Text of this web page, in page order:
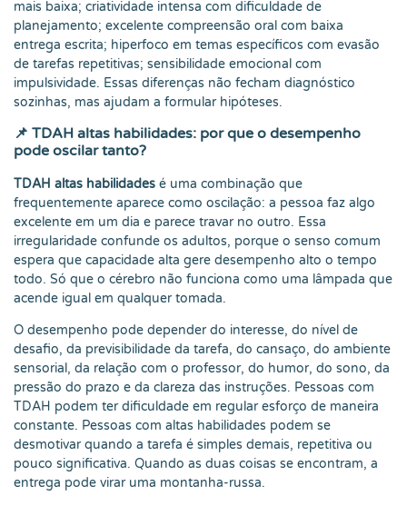
mais baixa; criatividade intensa com dificuldade de
planejamento; excelente compreensão oral com baixa
entrega escrita; hiperfoco em temas específicos com evasão
de tarefas repetitivas; sensibilidade emocional com
impulsividade. Essas diferenças não fecham diagnóstico
sozinhas, mas ajudam a formular hipóteses.
📌 TDAH altas habilidades: por que o desempenho
pode oscilar tanto?
TDAH altas habilidades é uma combinação que
frequentemente aparece como oscilação: a pessoa faz algo
excelente em um dia e parece travar no outro. Essa
irregularidade confunde os adultos, porque o senso comum
espera que capacidade alta gere desempenho alto o tempo
todo. Só que o cérebro não funciona como uma lâmpada que
acende igual em qualquer tomada.
O desempenho pode depender do interesse, do nível de
desafio, da previsibilidade da tarefa, do cansaço, do ambiente
sensorial, da relação com o professor, do humor, do sono, da
pressão do prazo e da clareza das instruções. Pessoas com
TDAH podem ter dificuldade em regular esforço de maneira
constante. Pessoas com altas habilidades podem se
desmotivar quando a tarefa é simples demais, repetitiva ou
pouco significativa. Quando as duas coisas se encontram, a
entrega pode virar uma montanha-russa.